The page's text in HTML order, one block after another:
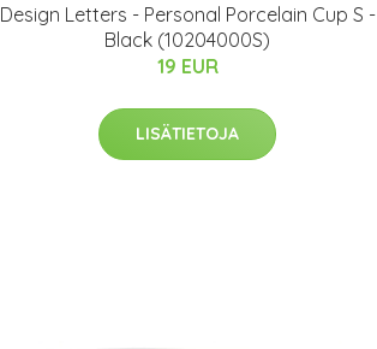
​Design Letters - Personal Porcelain Cup S -
Black (10204000S)
19 EUR
LISÄTIETOJA